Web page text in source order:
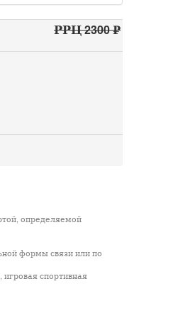
РРЦ 2300 ₽
определяемой
формы связи или по
спортивная